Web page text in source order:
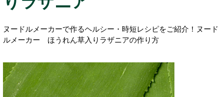
ヌードルメーカーで作るヘルシー・時短レシピをご紹介！ヌード
ルメーカー ほうれん草入りラザニアの作り方